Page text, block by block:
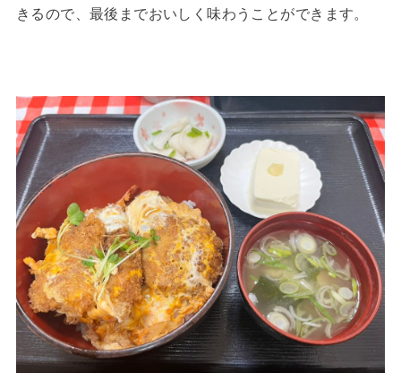
きるので、最後までおいしく味わうことができます。